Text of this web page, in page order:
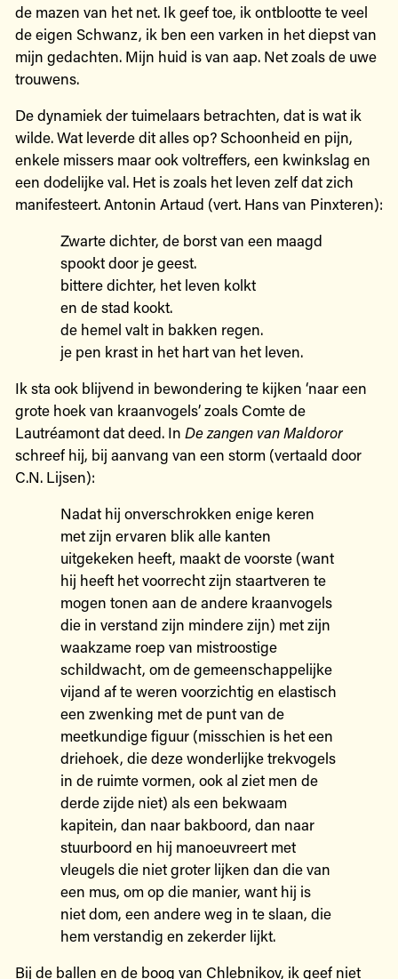
de mazen van het net. Ik geef toe, ik ontblootte te veel
de eigen Schwanz, ik ben een varken in het diepst van
mijn gedachten. Mijn huid is van aap. Net zoals de uwe
trouwens.
De dynamiek der tuimelaars betrachten, dat is wat ik
wilde. Wat leverde dit alles op? Schoonheid en pijn,
enkele missers maar ook voltreffers, een kwinkslag en
een dodelijke val. Het is zoals het leven zelf dat zich
manifesteert. Antonin Artaud (vert. Hans van Pinxteren):
Zwarte dichter, de borst van een maagd
spookt door je geest.
bittere dichter, het leven kolkt
en de stad kookt.
de hemel valt in bakken regen.
je pen krast in het hart van het leven.
Ik sta ook blijvend in bewondering te kijken ‘naar een
grote hoek van kraanvogels’ zoals Comte de
Lautréamont dat deed. In De zangen van Maldoror
schreef hij, bij aanvang van een storm (vertaald door
C.N. Lijsen):
Nadat hij onverschrokken enige keren
met zijn ervaren blik alle kanten
uitgekeken heeft, maakt de voorste (want
hij heeft het voorrecht zijn staartveren te
mogen tonen aan de andere kraanvogels
die in verstand zijn mindere zijn) met zijn
waakzame roep van mistroostige
schildwacht, om de gemeenschappelijke
vijand af te weren voorzichtig en elastisch
een zwenking met de punt van de
meetkundige figuur (misschien is het een
driehoek, die deze wonderlijke trekvogels
in de ruimte vormen, ook al ziet men de
derde zijde niet) als een bekwaam
kapitein, dan naar bakboord, dan naar
stuurboord en hij manoeuvreert met
vleugels die niet groter lijken dan die van
een mus, om op die manier, want hij is
niet dom, een andere weg in te slaan, die
hem verstandig en zekerder lijkt.
Bij de ballen en de boog van Chlebnikov, ik geef niet